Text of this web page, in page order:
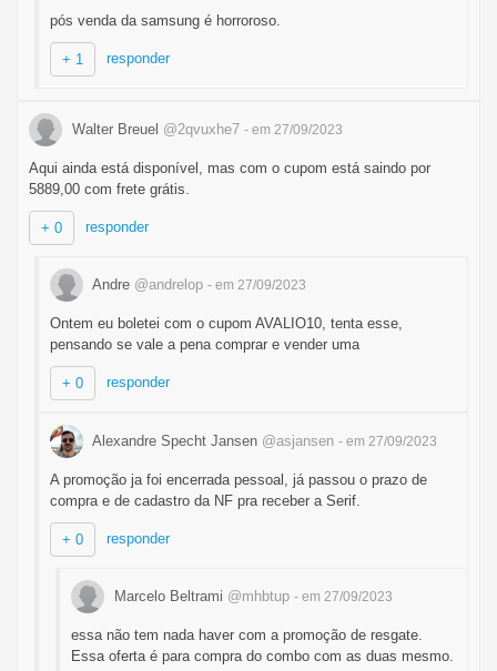
pós venda da samsung é horroroso.
+ 1 responder
Walter Breuel @2qvuxhe7 - em 27/09/2023
Aqui ainda está disponível, mas com o cupom está saindo por
5889,00 com frete grátis.
+ 0 responder
Andre @andrelop - em 27/09/2023
Ontem eu boletei com o cupom AVALIO10, tenta esse,
pensando se vale a pena comprar e vender uma
+ 0 responder
Alexandre Specht Jansen @asjansen - em 27/09/2023
A promoção ja foi encerrada pessoal, já passou o prazo de
compra e de cadastro da NF pra receber a Serif.
+ 0 responder
Marcelo Beltrami @mhbtup - em 27/09/2023
essa não tem nada haver com a promoção de resgate.
Essa oferta é para compra do combo com as duas mesmo.